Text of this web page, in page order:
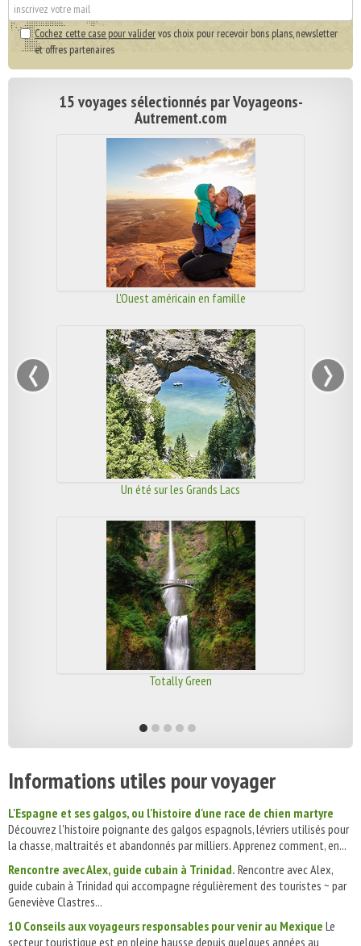
Cochez cette case pour validervos choix pour recevoir bons plans, newsletter
et offres partenaires
15 voyages sélectionnés par Voyageons-
Autrement.com
L'Ouest américain en famille
Un été sur les Grands Lacs
Totally Green
‹ ›
Informations utiles pour voyager
L'Espagne et ses galgos, ou l'histoire d'une race de chien martyre
Découvrez l'histoire poignante des galgos espagnols, lévriers utilisés pour
la chasse, maltraités et abandonnés par milliers. Apprenez comment, en...
Rencontre avec Alex, guide cubain à Trinidad. Rencontre avec Alex,
guide cubain à Trinidad qui accompagne régulièrement des touristes ~ par
Geneviève Clastres...
10 Conseils aux voyageurs responsables pour venir au Mexique Le
secteur touristique est en pleine hausse depuis quelques années au